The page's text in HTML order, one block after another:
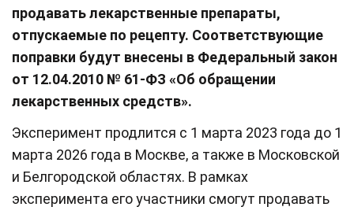
продавать лекарственные препараты,
отпускаемые по рецепту. Соответствующие
поправки будут внесены в Федеральный закон
от 12.04.2010 № 61-ФЗ «Об обращении
лекарственных средств».
Эксперимент продлится с 1 марта 2023 года до 1
марта 2026 года в Москве, а также в Московской
и Белгородской областях. В рамках
эксперимента его участники смогут продавать